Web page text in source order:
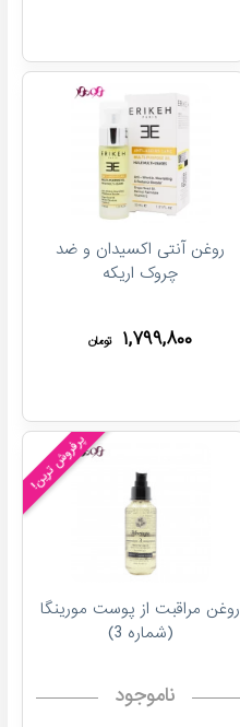
روغن آنتی اکسیدان و ضد
چروک اریکه
۱,۷۹۹,۸۰۰ تومان
پرفروش ترین!
روغن مراقبت از پوست مورینگا
(شماره 3)
ناموجود